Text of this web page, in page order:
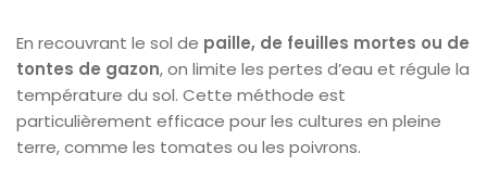
En recouvrant le sol de paille, de feuilles mortes ou de
tontes de gazon, on limite les pertes d’eau et régule la
température du sol. Cette méthode est
particulièrement efficace pour les cultures en pleine
terre, comme les tomates ou les poivrons.